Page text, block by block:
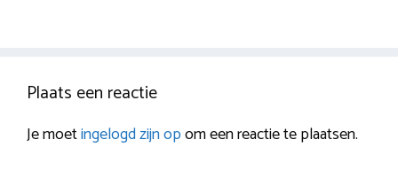
Plaats een reactie
Je moetingelogd zijn opom een reactie te plaatsen.